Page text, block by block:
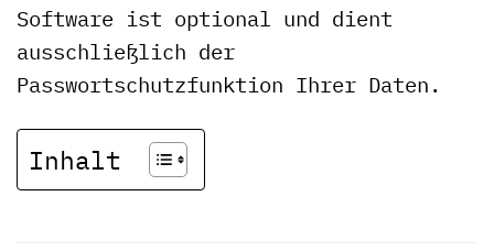
Software ist optional und dient
ausschließlich der
Passwortschutzfunktion Ihrer Daten.
Inhalt